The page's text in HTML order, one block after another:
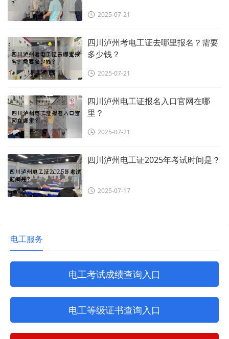
2025-07-21
四川泸州考电工证去哪里报名？需要
多少钱？
2025-07-21
四川泸州电工证报名入口官网在哪
里？
2025-07-21
四川泸州电工证2025年考试时间是？
2025-07-17
电工服务
电工考试成绩查询入口
电工等级证书查询入口